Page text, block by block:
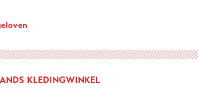
KLEDINGWINKEL